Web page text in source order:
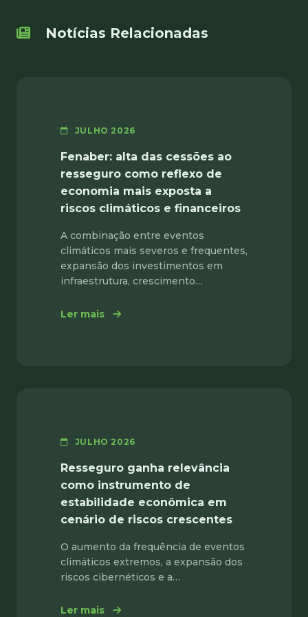
Notícias Relacionadas
JULHO 2026
Fenaber: alta das cessões ao
resseguro como reflexo de
economia mais exposta a
riscos climáticos e financeiros
A combinação entre eventos
climáticos mais severos e frequentes,
expansão dos investimentos em
infraestrutura, crescimento…
Ler mais : Fenaber: alta das cessões ao
JULHO 2026
Resseguro ganha relevância
como instrumento de
estabilidade econômica em
cenário de riscos crescentes
O aumento da frequência de eventos
climáticos extremos, a expansão dos
riscos cibernéticos e a…
Ler mais : Resseguro ganha relevância como